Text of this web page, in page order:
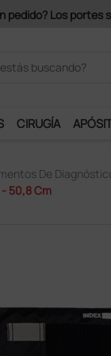
Ds Plus y podrás
CIRUGÍA
De
50,8 Cm